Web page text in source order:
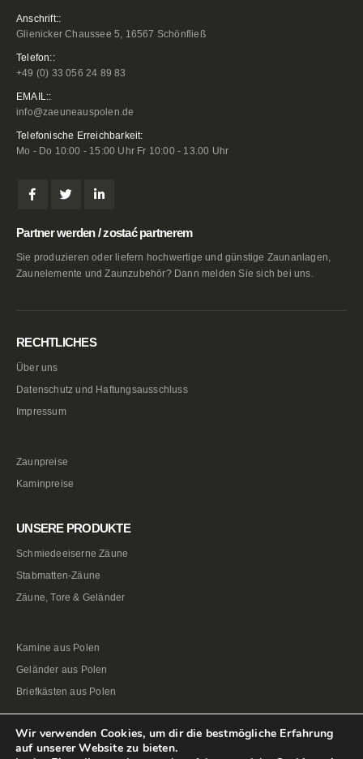
Anschrift::
Glienicker Chaussee 5, 16567 Schönfließ
Telefon::
+49 (0) 33 056 24 89 83
EMAIL::
info@zaeuneauspolen.de
Telefonische Erreichbarkeit:
Mo - Do 10:00 - 15:00 Uhr Fr 10:00 - 13.00 Uhr
Partner werden / zostać partnerem
Sie produzieren oder liefern hochwertige und günstige Zaunanlagen,
Zaunelemente und Zaunzubehör? Dann melden Sie sich bei uns.
RECHTLICHES
Über uns
Datenschutz und Haftungsausschluss
Impressum
Zaunpreise
Kaminpreise
UNSERE PRODUKTE
Schmiedeeiserne Zäune
Stabmatten-Zäune
Zäune, Tore & Geländer
Kamine aus Polen
Geländer aus Polen
Briefkästen aus Polen
Wir verwenden Cookies, um dir die bestmögliche Erfahrung
auf unserer Website zu bieten.